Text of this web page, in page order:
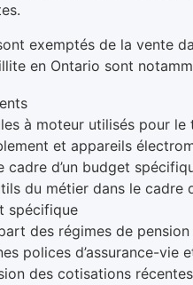
exemptés de la vente
en Ontario sont
à moteur utilisés pour le
et appareils
cadre d’un budget
du métier dans le cadre
spécifique
des régimes de pension
polices d’assurance-vie
des cotisations